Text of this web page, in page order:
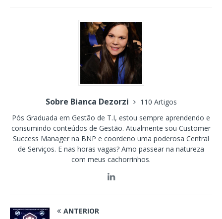
Sobre Bianca Dezorzi
110 Artigos
Pós Graduada em Gestão de T.I, estou sempre aprendendo e
consumindo conteúdos de Gestão. Atualmente sou Customer
Success Manager na BNP e coordeno uma poderosa Central
de Serviços. E nas horas vagas? Amo passear na natureza
com meus cachorrinhos.
ANTERIOR